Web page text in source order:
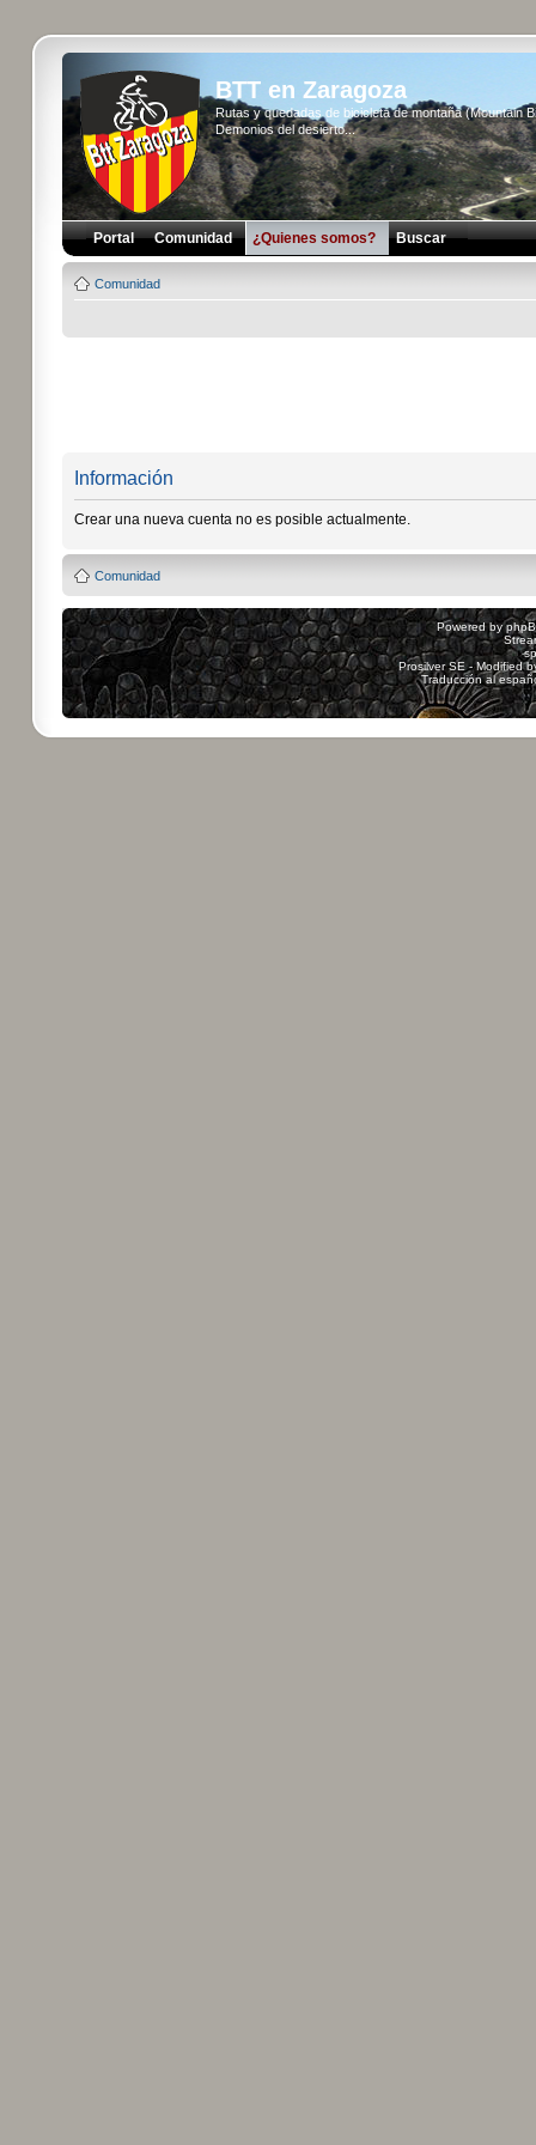
BTT en Zaragoza
Rutas y quedadas de bicicleta de montaña (Mountain
Demonios del desierto...
Portal Comunidad ¿Quienes somos? Buscar
Comunidad
Información
Crear una nueva cuenta no es posible actualmente.
Comunidad
Powered by
Prosilver SE - Modified
Traducción al